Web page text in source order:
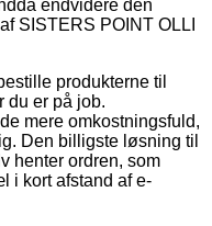
endvidere den
SISTERS POINT OLLI
produkterne til
du er på job.
mere omkostningsfuld,
Den billigste løsning til
henter ordren, som
i kort afstand af e-